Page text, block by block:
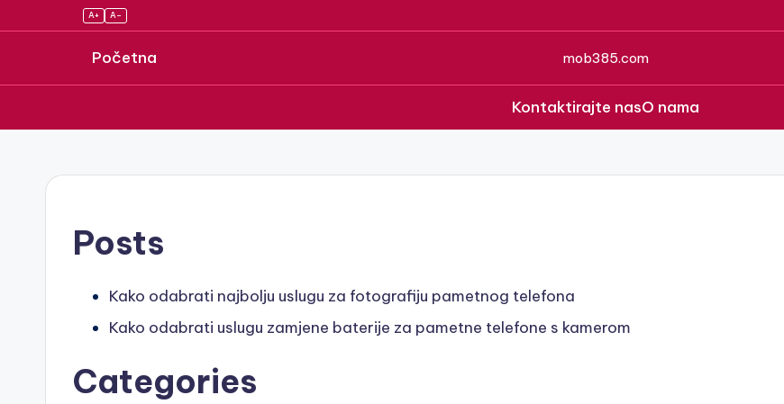
A+ A–
Početna mob385.com
Kontaktirajte nasO nama
Posts
Kako odabrati najbolju uslugu za fotografiju pametnog telefona
Kako odabrati uslugu zamjene baterije za pametne telefone s kamerom
Categories